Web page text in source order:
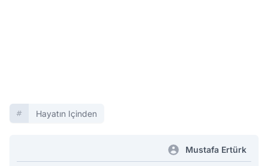
Hayatın Içinden
Mustafa Ertürk